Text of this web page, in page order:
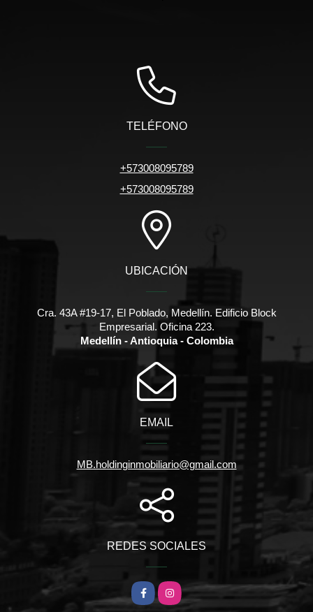
TELÉFONO
+573008095789
+573008095789
UBICACIÓN
Cra. 43A #19-17, El Poblado, Medellín. Edificio Block
Empresarial. Oficina 223.
Medellín - Antioquia - Colombia
EMAIL
MB.holdinginmobiliario@gmail.com
REDES SOCIALES
FacebookInstagram